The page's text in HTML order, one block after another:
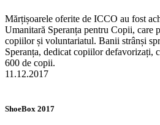
Mărțișoarele oferite de ICCO au fost
Umanitară Speranța pentru Copii, care
copiilor și voluntariatul. Banii strânși
Speranța, dedicat copiilor defavorizați,
600 de copii.
11.12.2017
ShoeBox 2017